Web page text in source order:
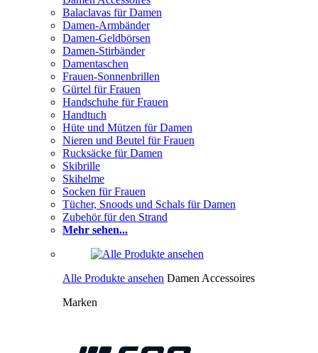
Balaclavas für Damen
Damen-Armbänder
Damen-Geldbörsen
Damen-Stirbänder
Damentaschen
Frauen-Sonnenbrillen
Gürtel für Frauen
Handschuhe für Frauen
Handtuch
Hüte und Mützen für Damen
Nieren und Beutel für Frauen
Rucksäcke für Damen
Skibrille
Skihelme
Socken für Frauen
Tücher, Snoods und Schals für Damen
Zubehör für den Strand
Mehr sehen...
Alle Produkte ansehen Damen Accessoires
Marken